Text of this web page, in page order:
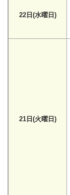
22日(水曜日)
21日(火曜日)